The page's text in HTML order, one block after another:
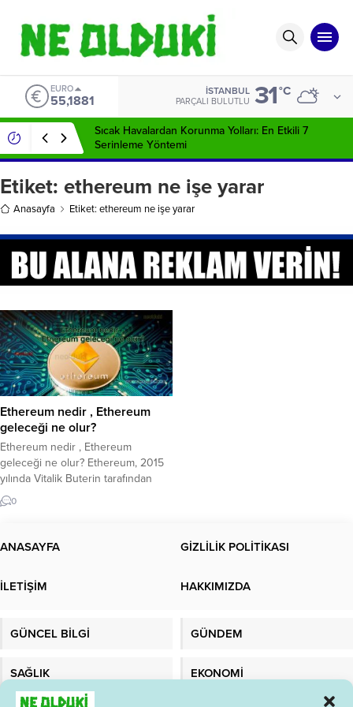
EURO
55,1881
İSTANBUL
PARÇALI BULUTLU 31°C
Sıcak Havalardan Korunma Yolları: En Etkili 7
Serinleme Yöntemi
Etiket: ethereum ne işe yarar
Anasayfa Etiket: ethereum ne işe yarar
Ethereum nedir , Ethereum
geleceği ne olur?
Ethereum nedir , Ethereum
geleceği ne olur? Ethereum, 2015
yılında Vitalik Buterin tarafından
geliştirilen ve akıllı sözleşmelerin
çalıştırılmasını sağlayan bir
Bitcoin gibi bir kripto para birimi
gerçekleştirilebileceği bir platform
(DApps) ve akıllı...
0
ANASAYFA GİZLİLİK POLİTİKASI
İLETİŞİM HAKKIMIZDA
GÜNCEL BİLGİ GÜNDEM
SAĞLIK EKONOMİ